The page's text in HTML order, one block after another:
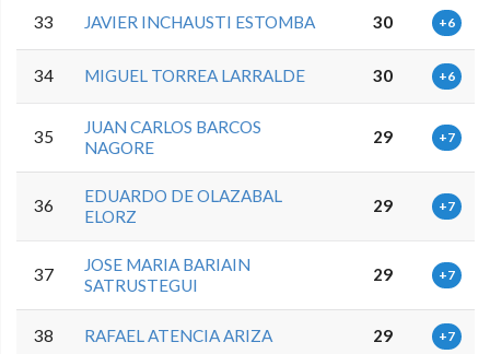
33 JAVIER INCHAUSTI ESTOMBA 30 +6
34 MIGUEL TORREA LARRALDE 30 +6
35
JUAN CARLOS BARCOS
NAGORE
29 +7
36
EDUARDO DE OLAZABAL
ELORZ
29 +7
37
JOSE MARIA BARIAIN
SATRUSTEGUI
29 +7
38 RAFAEL ATENCIA ARIZA 29 +7